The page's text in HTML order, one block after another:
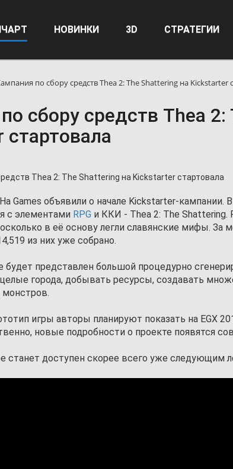
НОВИНКИ 3D СТРАТЕГИИ
по сбору средств Thea 2: The Shattering на Kickstarter
сбору средств Thea
Games объявили о начале Kickstarter-кампании.
с элементами RPG и ККИ - Thea 2: The Shattering.
в её основу легли славянские мифы. За
из них уже собрано.
будет представлен большой процедурно
города, добывать ресурсы, создавать
игры авторы планируют показать на EGX
новые подробности о проекте появятся
станет доступен скорее всего уже следующим